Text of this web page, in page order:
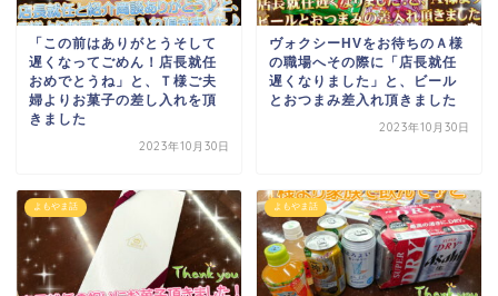
「この前はありがとう そして
遅くなってごめん！店長就任
おめでとうね 」と、Ｔ様ご夫
婦よりお菓子の差し入れを頂
きました
2023年10月30日
ヴォクシーHVをお待ちのＡ様
の職場へその際に「店長就任
遅くなりました 」と、ビール
とおつまみ差入れ頂きました
2023年10月30日
よもやま話 よもやま話